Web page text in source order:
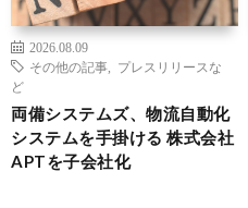
2026.08.09
その他の記事
プレスリリースな
ど
両備システムズ、物流自動化
システムを手掛ける 株式会社
APTを子会社化